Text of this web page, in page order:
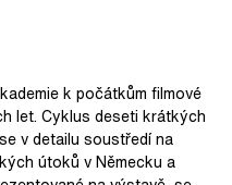
k počátkům filmové
let. Cyklus deseti krátkých
v detailu soustředí na
útoků v Německu a